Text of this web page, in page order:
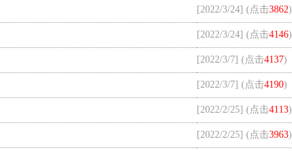
[2022/3/24] (点击3862)
[2022/3/24] (点击4146)
[2022/3/7] (点击4137)
[2022/3/7] (点击4190)
[2022/2/25] (点击4113)
[2022/2/25] (点击3963)